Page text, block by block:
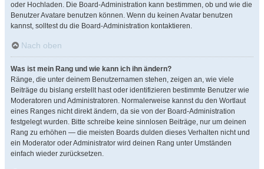
oder Hochladen. Die Board-Administration kann bestimmen, ob und wie die
Benutzer Avatare benutzen können. Wenn du keinen Avatar benutzen
kannst, solltest du die Board-Administration kontaktieren.
Nach oben
Was ist mein Rang und wie kann ich ihn ändern?
Ränge, die unter deinem Benutzernamen stehen, zeigen an, wie viele
Beiträge du bislang erstellt hast oder identifizieren bestimmte Benutzer wie
Moderatoren und Administratoren. Normalerweise kannst du den Wortlaut
eines Ranges nicht direkt ändern, da sie von der Board-Administration
festgelegt wurden. Bitte schreibe keine sinnlosen Beiträge, nur um deinen
Rang zu erhöhen — die meisten Boards dulden dieses Verhalten nicht und
ein Moderator oder Administrator wird deinen Rang unter Umständen
einfach wieder zurücksetzen.